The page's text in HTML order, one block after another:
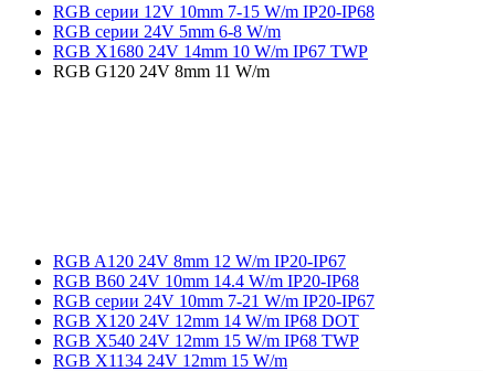
RGB серии 12V 10mm 7-15 W/m IP20-IP68
RGB серии 24V 5mm 6-8 W/m
RGB X1680 24V 14mm 10 W/m IP67 TWP
RGB G120 24V 8mm 11 W/m
RGB A120 24V 8mm 12 W/m IP20-IP67
RGB B60 24V 10mm 14.4 W/m IP20-IP68
RGB серии 24V 10mm 7-21 W/m IP20-IP67
RGB X120 24V 12mm 14 W/m IP68 DOT
RGB X540 24V 12mm 15 W/m IP68 TWP
RGB X1134 24V 12mm 15 W/m